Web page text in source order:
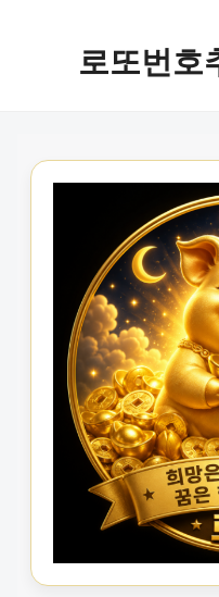
로또번호